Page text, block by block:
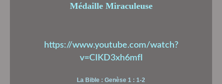
Médaille Miraculeuse
https://www.youtube.com/watch?
v=CIKD3xh6mfI
La Bible : Genèse 1 : 1-2